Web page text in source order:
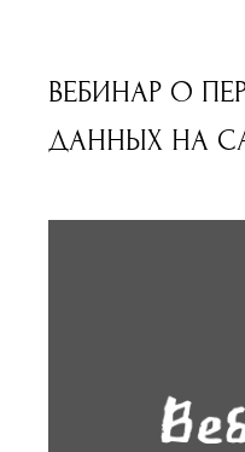
ВЕБИНАР О
ДАННЫХ НА